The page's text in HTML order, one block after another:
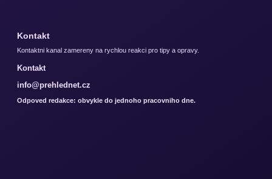
Kontakt
Kontaktni kanal zamereny na rychlou reakci pro tipy a opravy.
Kontakt
info@prehlednet.cz
Odpoved redakce: obvykle do jednoho pracovniho dne.